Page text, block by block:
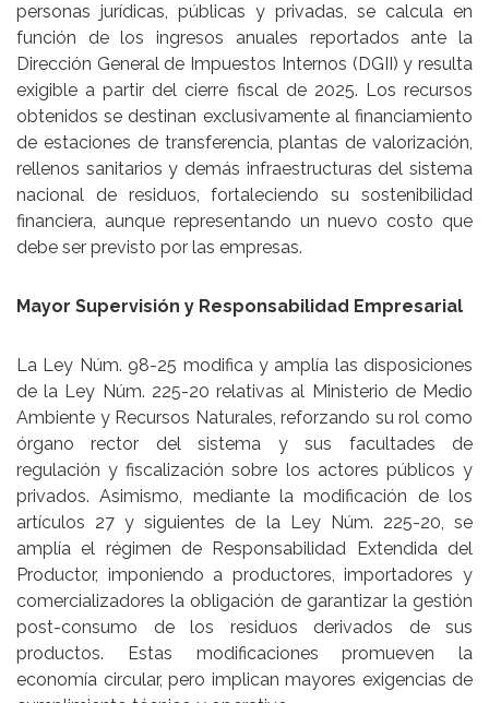
personas jurídicas, públicas y privadas, se calcula en
función de los ingresos anuales reportados ante la
Dirección General de Impuestos Internos (DGII) y resulta
exigible a partir del cierre fiscal de 2025. Los recursos
obtenidos se destinan exclusivamente al financiamiento
de estaciones de transferencia, plantas de valorización,
rellenos sanitarios y demás infraestructuras del sistema
nacional de residuos, fortaleciendo su sostenibilidad
financiera, aunque representando un nuevo costo que
debe ser previsto por las empresas.
Mayor Supervisión y Responsabilidad Empresarial
La Ley Núm. 98-25 modifica y amplía las disposiciones
de la Ley Núm. 225-20 relativas al Ministerio de Medio
Ambiente y Recursos Naturales, reforzando su rol como
órgano rector del sistema y sus facultades de
regulación y fiscalización sobre los actores públicos y
privados. Asimismo, mediante la modificación de los
artículos 27 y siguientes de la Ley Núm. 225-20, se
amplía el régimen de Responsabilidad Extendida del
Productor, imponiendo a productores, importadores y
comercializadores la obligación de garantizar la gestión
post-consumo de los residuos derivados de sus
productos. Estas modificaciones promueven la
economía circular, pero implican mayores exigencias de